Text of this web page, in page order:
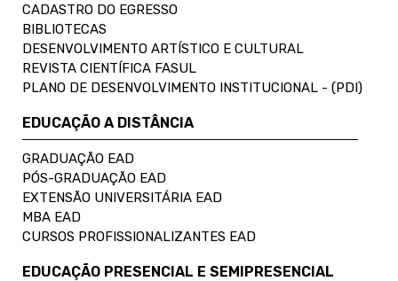
CADASTRO DO EGRESSO
BIBLIOTECAS
DESENVOLVIMENTO ARTÍSTICO E CULTURAL
REVISTA CIENTÍFICA FASUL
PLANO DE DESENVOLVIMENTO INSTITUCIONAL - (PDI)
EDUCAÇÃO A DISTÂNCIA
GRADUAÇÃO EAD
PÓS-GRADUAÇÃO EAD
EXTENSÃO UNIVERSITÁRIA EAD
MBA EAD
CURSOS PROFISSIONALIZANTES EAD
EDUCAÇÃO PRESENCIAL E SEMIPRESENCIAL